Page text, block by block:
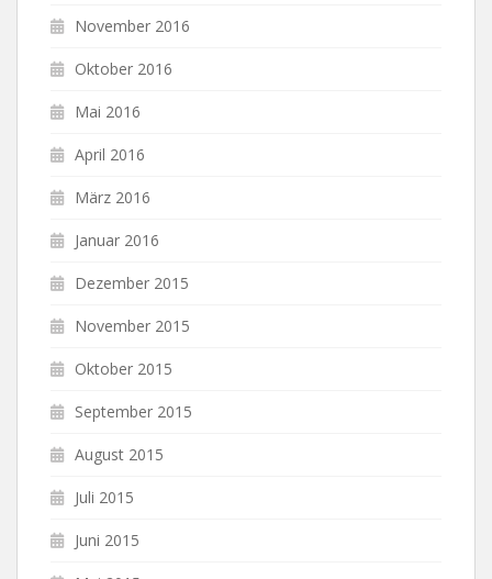
November 2016
Oktober 2016
Mai 2016
April 2016
März 2016
Januar 2016
Dezember 2015
November 2015
Oktober 2015
September 2015
August 2015
Juli 2015
Juni 2015